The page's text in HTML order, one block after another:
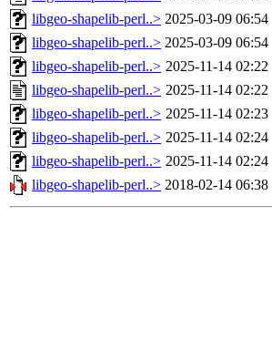
libgeo-shapelib-perl..> 2025-03-09 06:54
libgeo-shapelib-perl..> 2025-03-09 06:54
libgeo-shapelib-perl..> 2025-11-14 02:22
libgeo-shapelib-perl..> 2025-11-14 02:22
libgeo-shapelib-perl..> 2025-11-14 02:23
libgeo-shapelib-perl..> 2025-11-14 02:24
libgeo-shapelib-perl..> 2025-11-14 02:24
libgeo-shapelib-perl..> 2018-02-14 06:38